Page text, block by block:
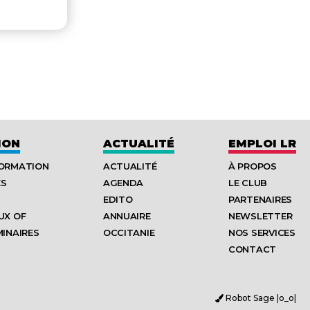
OF
ACTUALITÉ
ACTUALITÉ
AGENDA
EDITO
ANNUAIRE
OCCITANIE
EMPLOI LR
À PROPOS
LE CLUB
PARTENAIRES
NEWSLETTER
NOS SERVICES
CONTACT
Robot Sage |o_o|